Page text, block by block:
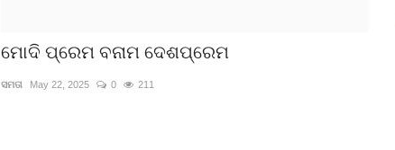
ମୋଦି ପ୍ରେମ ବନାମ ଦେଶପ୍ରେମ
ସମତା May 22, 2025 0 211